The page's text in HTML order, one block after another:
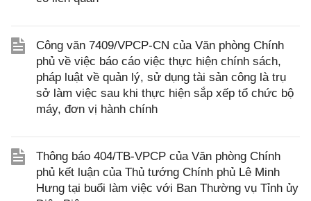
Công văn 7409/VPCP-CN của Văn phòng Chính
phủ về việc báo cáo việc thực hiện chính sách,
pháp luật về quản lý, sử dụng tài sản công là trụ
sở làm việc sau khi thực hiện sắp xếp tổ chức bộ
máy, đơn vị hành chính
Thông báo 404/TB-VPCP của Văn phòng Chính
phủ kết luận của Thủ tướng Chính phủ Lê Minh
Hưng tại buổi làm việc với Ban Thường vụ Tỉnh ủy